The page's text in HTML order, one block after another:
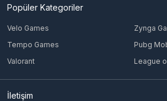
Popüler Kategoriler
Velo Games
Zynga
Tempo Games
Pubg
Valorant
League
İletişim